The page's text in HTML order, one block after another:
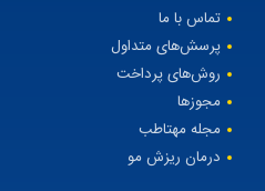
تماس با ما
پرسش‌های متداول
روش‌های پرداخت
مجوزها
مجله مهتاطب
درمان ریزش مو